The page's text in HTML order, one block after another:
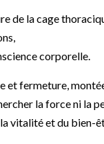
de la cage
corporelle.
et fermeture,
la force ni la
vitalité et du bien-